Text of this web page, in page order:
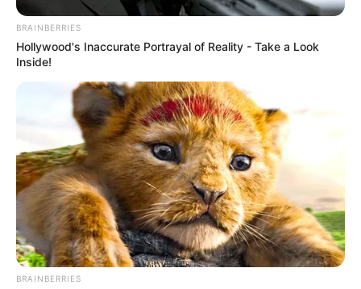
BRAINBERRIES
Hollywood's Inaccurate Portrayal of Reality - Take a Look
Inside!
BRAINBERRIES